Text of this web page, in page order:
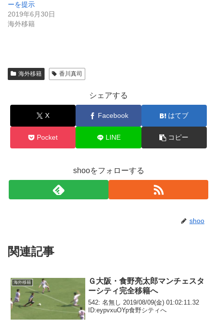
ーを提示
2019年6月30日
海外移籍
海外移籍 香川真司
シェアする
X Facebook はてブ
Pocket LINE コピー
shooをフォローする
shoo
関連記事
海外移籍
Ｇ大阪・食野亮太郎マンチェスタ
ーシティ完全移籍へ
542: 名無し 2019/08/09(金) 01:02:11.32
ID:eypvxuOYp食野シティへ